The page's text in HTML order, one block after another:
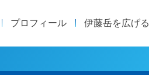
プロフィール 伊藤岳を広げる